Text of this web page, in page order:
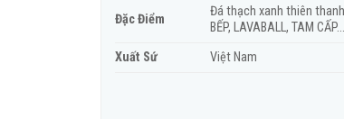
Đặc Điểm
Đá thạch xanh thiên
BẾP, LAVABALL, TAM
Xuất Sứ
Việt Nam